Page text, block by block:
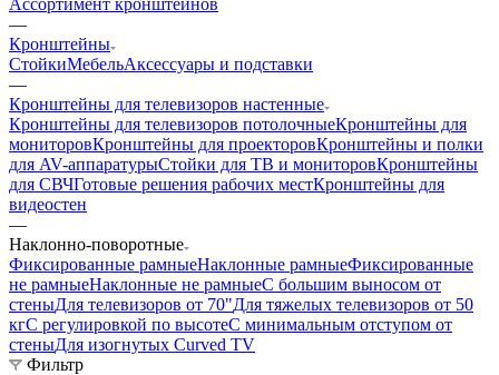
—
Кронштейны
СтойкиМебельАксессуары и подставки
—
Кронштейны для телевизоров настенные
Кронштейны для телевизоров потолочныеКронштейны для
мониторовКронштейны для проекторовКронштейны и полки
для AV-аппаратурыСтойки для ТВ и мониторовКронштейны
для СВЧГотовые решения рабочих местКронштейны для
видеостен
—
Наклонно-поворотные
Фиксированные рамныеНаклонные рамныеФиксированные
не рамныеНаклонные не рамныеС большим выносом от
стеныДля телевизоров от 70"Для тяжелых телевизоров от 50
кгС регулировкой по высотеС минимальным отступом от
стеныДля изогнутых Curved TV
Фильтр